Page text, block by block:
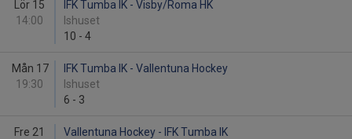
Lör 15
14:00
IFK Tumba IK - Visby/Roma HK
Ishuset
10 - 4
Mån 17
19:30
IFK Tumba IK - Vallentuna Hockey
Ishuset
6 - 3
Fre 21
Vallentuna Hockey - IFK Tumba IK